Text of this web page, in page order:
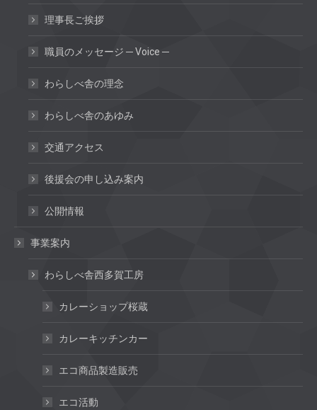
理事長ご挨拶
職員のメッセージ ─ Voice ─
わらしべ舎の理念
わらしべ舎のあゆみ
交通アクセス
後援会の申し込み案内
公開情報
事業案内
わらしべ舎西多賀工房
カレーショップ桜蔵
カレーキッチンカー
エコ商品製造販売
エコ活動